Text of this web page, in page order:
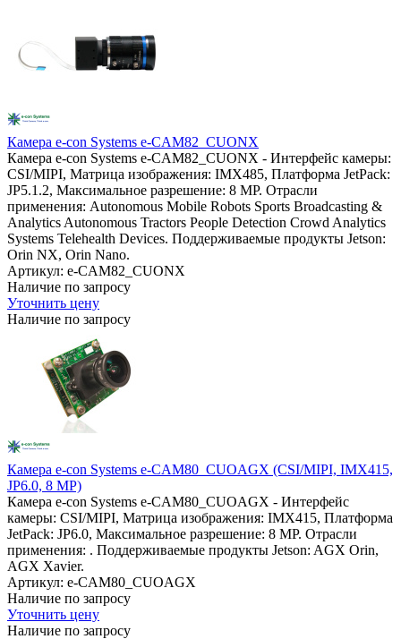
Камера e-con Systems e-CAM82_CUONX
Камера e-con Systems e-CAM82_CUONX - Интерфейс камеры:
CSI/MIPI, Матрица изображения: IMX485, Платформа JetPack:
JP5.1.2, Максимальное разрешение: 8 MP. Отрасли
применения: Autonomous Mobile Robots Sports Broadcasting &
Analytics Autonomous Tractors People Detection Crowd Analytics
Systems Telehealth Devices. Поддерживаемые продукты Jetson:
Orin NX, Orin Nano.
Артикул: e-CAM82_CUONX
Наличие по запросу
Уточнить цену
Наличие по запросу
Камера e-con Systems e-CAM80_CUOAGX (CSI/MIPI, IMX415,
JP6.0, 8 MP)
Камера e-con Systems e-CAM80_CUOAGX - Интерфейс
камеры: CSI/MIPI, Матрица изображения: IMX415, Платформа
JetPack: JP6.0, Максимальное разрешение: 8 MP. Отрасли
применения: . Поддерживаемые продукты Jetson: AGX Orin,
AGX Xavier.
Артикул: e-CAM80_CUOAGX
Наличие по запросу
Уточнить цену
Наличие по запросу